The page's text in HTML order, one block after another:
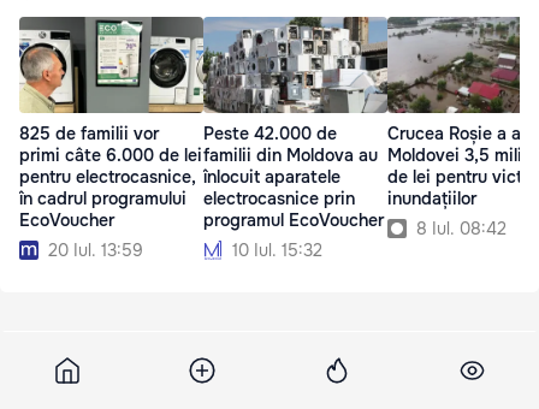
825 de familii vor
primi câte 6.000 de lei
pentru electrocasnice,
în cadrul programului
EcoVoucher
20 Iul. 13:59
Peste 42.000 de
familii din Moldova au
înlocuit aparatele
electrocasnice prin
programul EcoVoucher
10 Iul. 15:32
Crucea Roșie a
Moldovei 3,5
de lei pentru
inundațiilor
8 Iul. 08:42
Tvrmoldova 30 martie 2026, 14:03